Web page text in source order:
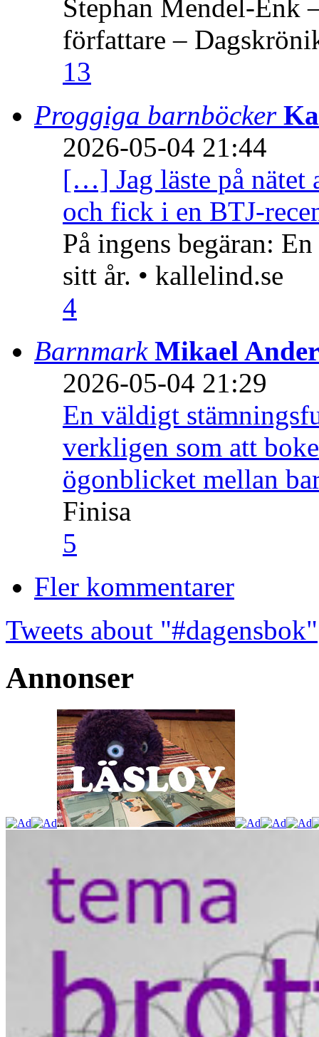
Stephan Mendel-Enk
författare –
13
Proggiga barnböcker
2026-05-04 21:44
[…] Jag läste på nätet
och fick i en BTJ-
På ingens begäran:
sitt år. • kallelind.se
4
Barnmark Mikael
2026-05-04 21:29
En väldigt
verkligen som att
ögonblicket mellan
Finisa
5
Fler kommentarer
Tweets about "#dagensbok"
Annonser